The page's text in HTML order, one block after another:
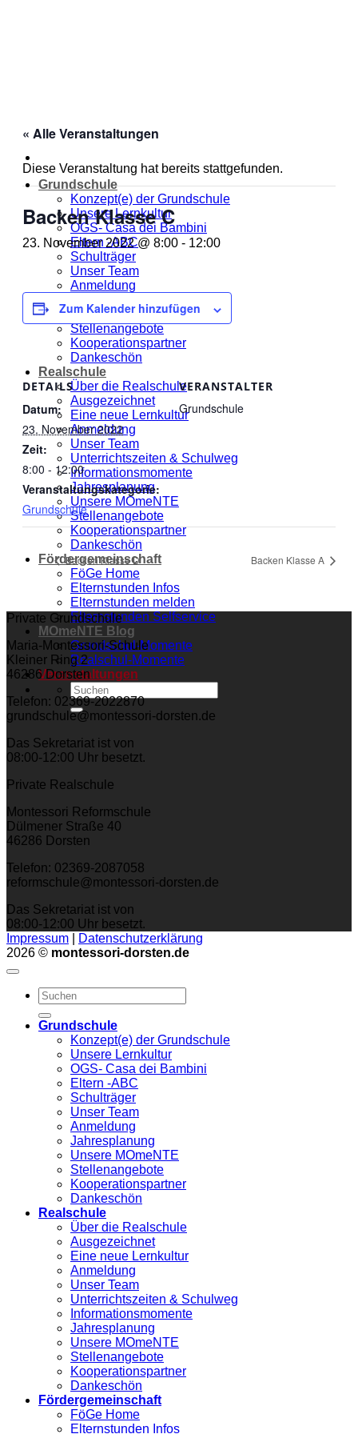
Grundschule
Konzept(e) der Grundschule
Unsere Lernkultur
OGS- Casa dei Bambini
Eltern -ABC
Schulträger
Unser Team
Anmeldung
Unsere MOmeNTE
Stellenangebote
Kooperationspartner
Dankeschön
Realschule
Über die Realschule
Ausgezeichnet
Eine neue Lernkultur
Anmeldung
Unser Team
Unterrichtszeiten & Schulweg
Informationsmomente
Jahresplanung
Unsere MOmeNTE
Stellenangebote
Kooperationspartner
Dankeschön
Fördergemeinschaft
FöGe Home
Elternstunden Infos
Elternstunden melden
Elternstunden Selfservice
MOmeNTE Blog
Grundschul-Momente
Realschul-Momente
Veranstaltungen
« Alle Veranstaltungen
Diese Veranstaltung hat bereits stattgefunden.
Backen Klasse C
23. November 2022 @ 8:00 - 12:00
Zum Kalender hinzufügen
DETAILS
Datum:
23. November 2022
Zeit:
8:00 - 12:00
Veranstaltungskategorie:
Grundschule
VERANSTALTER
Grundschule
Backen Klasse D Backen Klasse A
Private Grundschule
Maria-Montessori-Schule
Kleiner Ring 2
46286 Dorsten
Telefon: 02369-2022870
grundschule@montessori-dorsten.de
Das Sekretariat ist von
08:00-12:00 Uhr besetzt.
Private Realschule
Montessori Reformschule
Dülmener Straße 40
46286 Dorsten
Telefon: 02369-2087058
reformschule@montessori-dorsten.de
Das Sekretariat ist von
08:00-12:00 Uhr besetzt.
Impressum
Datenschutzerklärung
2026 © montessori-dorsten.de
Grundschule
Konzept(e) der Grundschule
Unsere Lernkultur
OGS- Casa dei Bambini
Eltern -ABC
Schulträger
Unser Team
Anmeldung
Jahresplanung
Unsere MOmeNTE
Stellenangebote
Kooperationspartner
Dankeschön
Realschule
Über die Realschule
Ausgezeichnet
Eine neue Lernkultur
Anmeldung
Unser Team
Unterrichtszeiten & Schulweg
Informationsmomente
Jahresplanung
Unsere MOmeNTE
Stellenangebote
Kooperationspartner
Dankeschön
Fördergemeinschaft
FöGe Home
Elternstunden Infos